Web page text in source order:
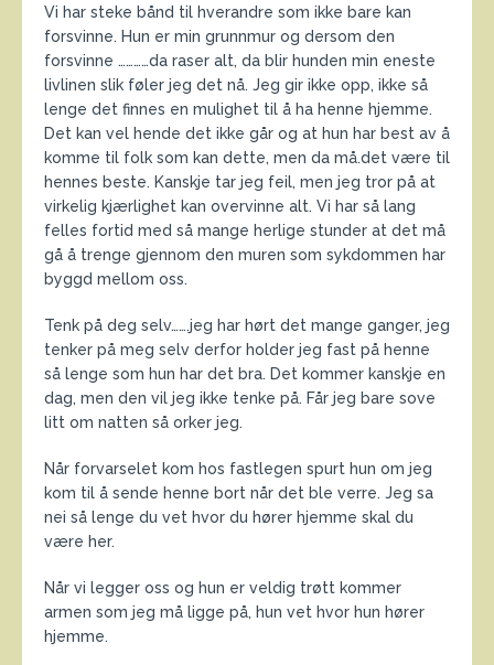
Vi har steke bånd til hverandre som ikke bare kan
forsvinne. Hun er min grunnmur og dersom den
forsvinne …………da raser alt, da blir hunden min eneste
livlinen slik føler jeg det nå. Jeg gir ikke opp, ikke så
lenge det finnes en mulighet til å ha henne hjemme.
Det kan vel hende det ikke går og at hun har best av å
komme til folk som kan dette, men da må.det være til
hennes beste. Kanskje tar jeg feil, men jeg tror på at
virkelig kjærlighet kan overvinne alt. Vi har så lang
felles fortid med så mange herlige stunder at det må
gå å trenge gjennom den muren som sykdommen har
byggd mellom oss.
Tenk på deg selv…….jeg har hørt det mange ganger, jeg
tenker på meg selv derfor holder jeg fast på henne
så lenge som hun har det bra. Det kommer kanskje en
dag, men den vil jeg ikke tenke på. Får jeg bare sove
litt om natten så orker jeg.
Når forvarselet kom hos fastlegen spurt hun om jeg
kom til å sende henne bort når det ble verre. Jeg sa
nei så lenge du vet hvor du hører hjemme skal du
være her.
Når vi legger oss og hun er veldig trøtt kommer
armen som jeg må ligge på, hun vet hvor hun hører
hjemme.